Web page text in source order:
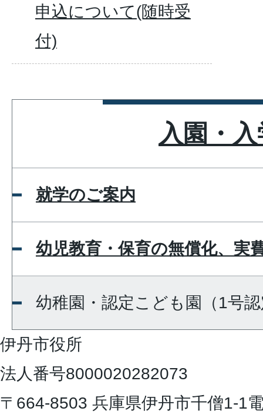
申込について(随時受
付)
入園・
就学のご案内
幼児教育・保育の無償化、実
幼稚園・認定こども園（1号
伊丹市役所
法人番号8000020282073
〒664-8503 兵庫県伊丹市千僧1-1